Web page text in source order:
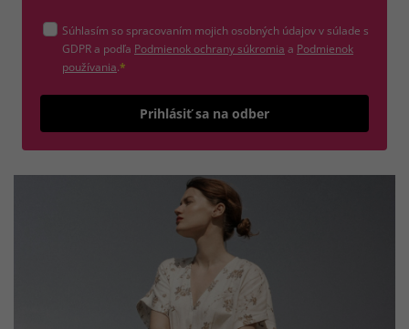
Súhlasím so spracovaním mojich osobných údajov v súlade s
GDPR a podľa Podmienok ochrany súkromia (otvorí sa v novom okne)
a Podmienok
používania(otvorí sa v novom okne)
.*
Prihlásiť sa na odber